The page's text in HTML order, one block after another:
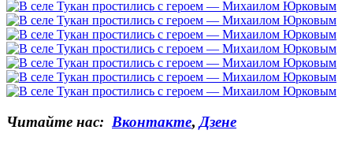
Читайте нас: Вконтакте, Дзене